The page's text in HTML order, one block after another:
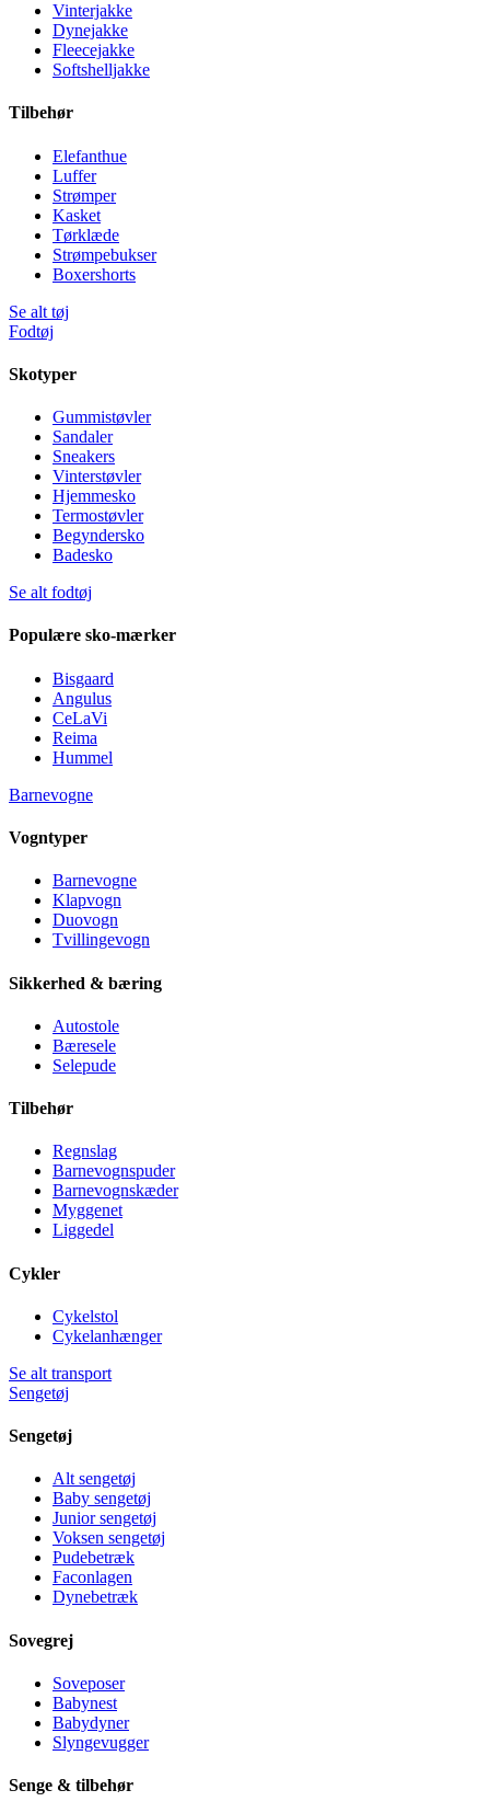
Vinterjakke
Dynejakke
Fleecejakke
Softshelljakke
Tilbehør
Elefanthue
Luffer
Strømper
Kasket
Tørklæde
Strømpebukser
Boxershorts
Se alt tøj
Fodtøj
Skotyper
Gummistøvler
Sandaler
Sneakers
Vinterstøvler
Hjemmesko
Termostøvler
Begyndersko
Badesko
Se alt fodtøj
Populære sko-mærker
Bisgaard
Angulus
CeLaVi
Reima
Hummel
Barnevogne
Vogntyper
Barnevogne
Klapvogn
Duovogn
Tvillingevogn
Sikkerhed & bæring
Autostole
Bæresele
Selepude
Tilbehør
Regnslag
Barnevognspuder
Barnevognskæder
Myggenet
Liggedel
Cykler
Cykelstol
Cykelanhænger
Se alt transport
Sengetøj
Sengetøj
Alt sengetøj
Baby sengetøj
Junior sengetøj
Voksen sengetøj
Pudebetræk
Faconlagen
Dynebetræk
Sovegrej
Soveposer
Babynest
Babydyner
Slyngevugger
Senge & tilbehør